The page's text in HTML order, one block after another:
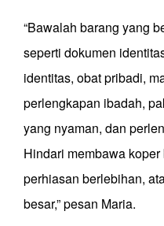
“Bawalah barang yang
seperti dokumen
identitas, obat pribadi,
perlengkapan ibadah,
yang nyaman, dan
Hindari membawa koper
perhiasan berlebihan,
besar,” pesan Maria.